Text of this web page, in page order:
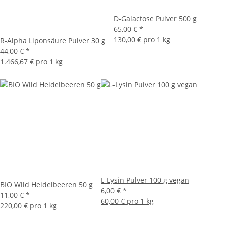
R-Alpha Liponsäure Pulver 30 g
44,00 € *
1.466,67 € pro 1 kg
D-Galactose Pulver 500 g
65,00 € *
130,00 € pro 1 kg
BIO Wild Heidelbeeren 50 g
11,00 € *
220,00 € pro 1 kg
L-Lysin Pulver 100 g vegan
6,00 € *
60,00 € pro 1 kg